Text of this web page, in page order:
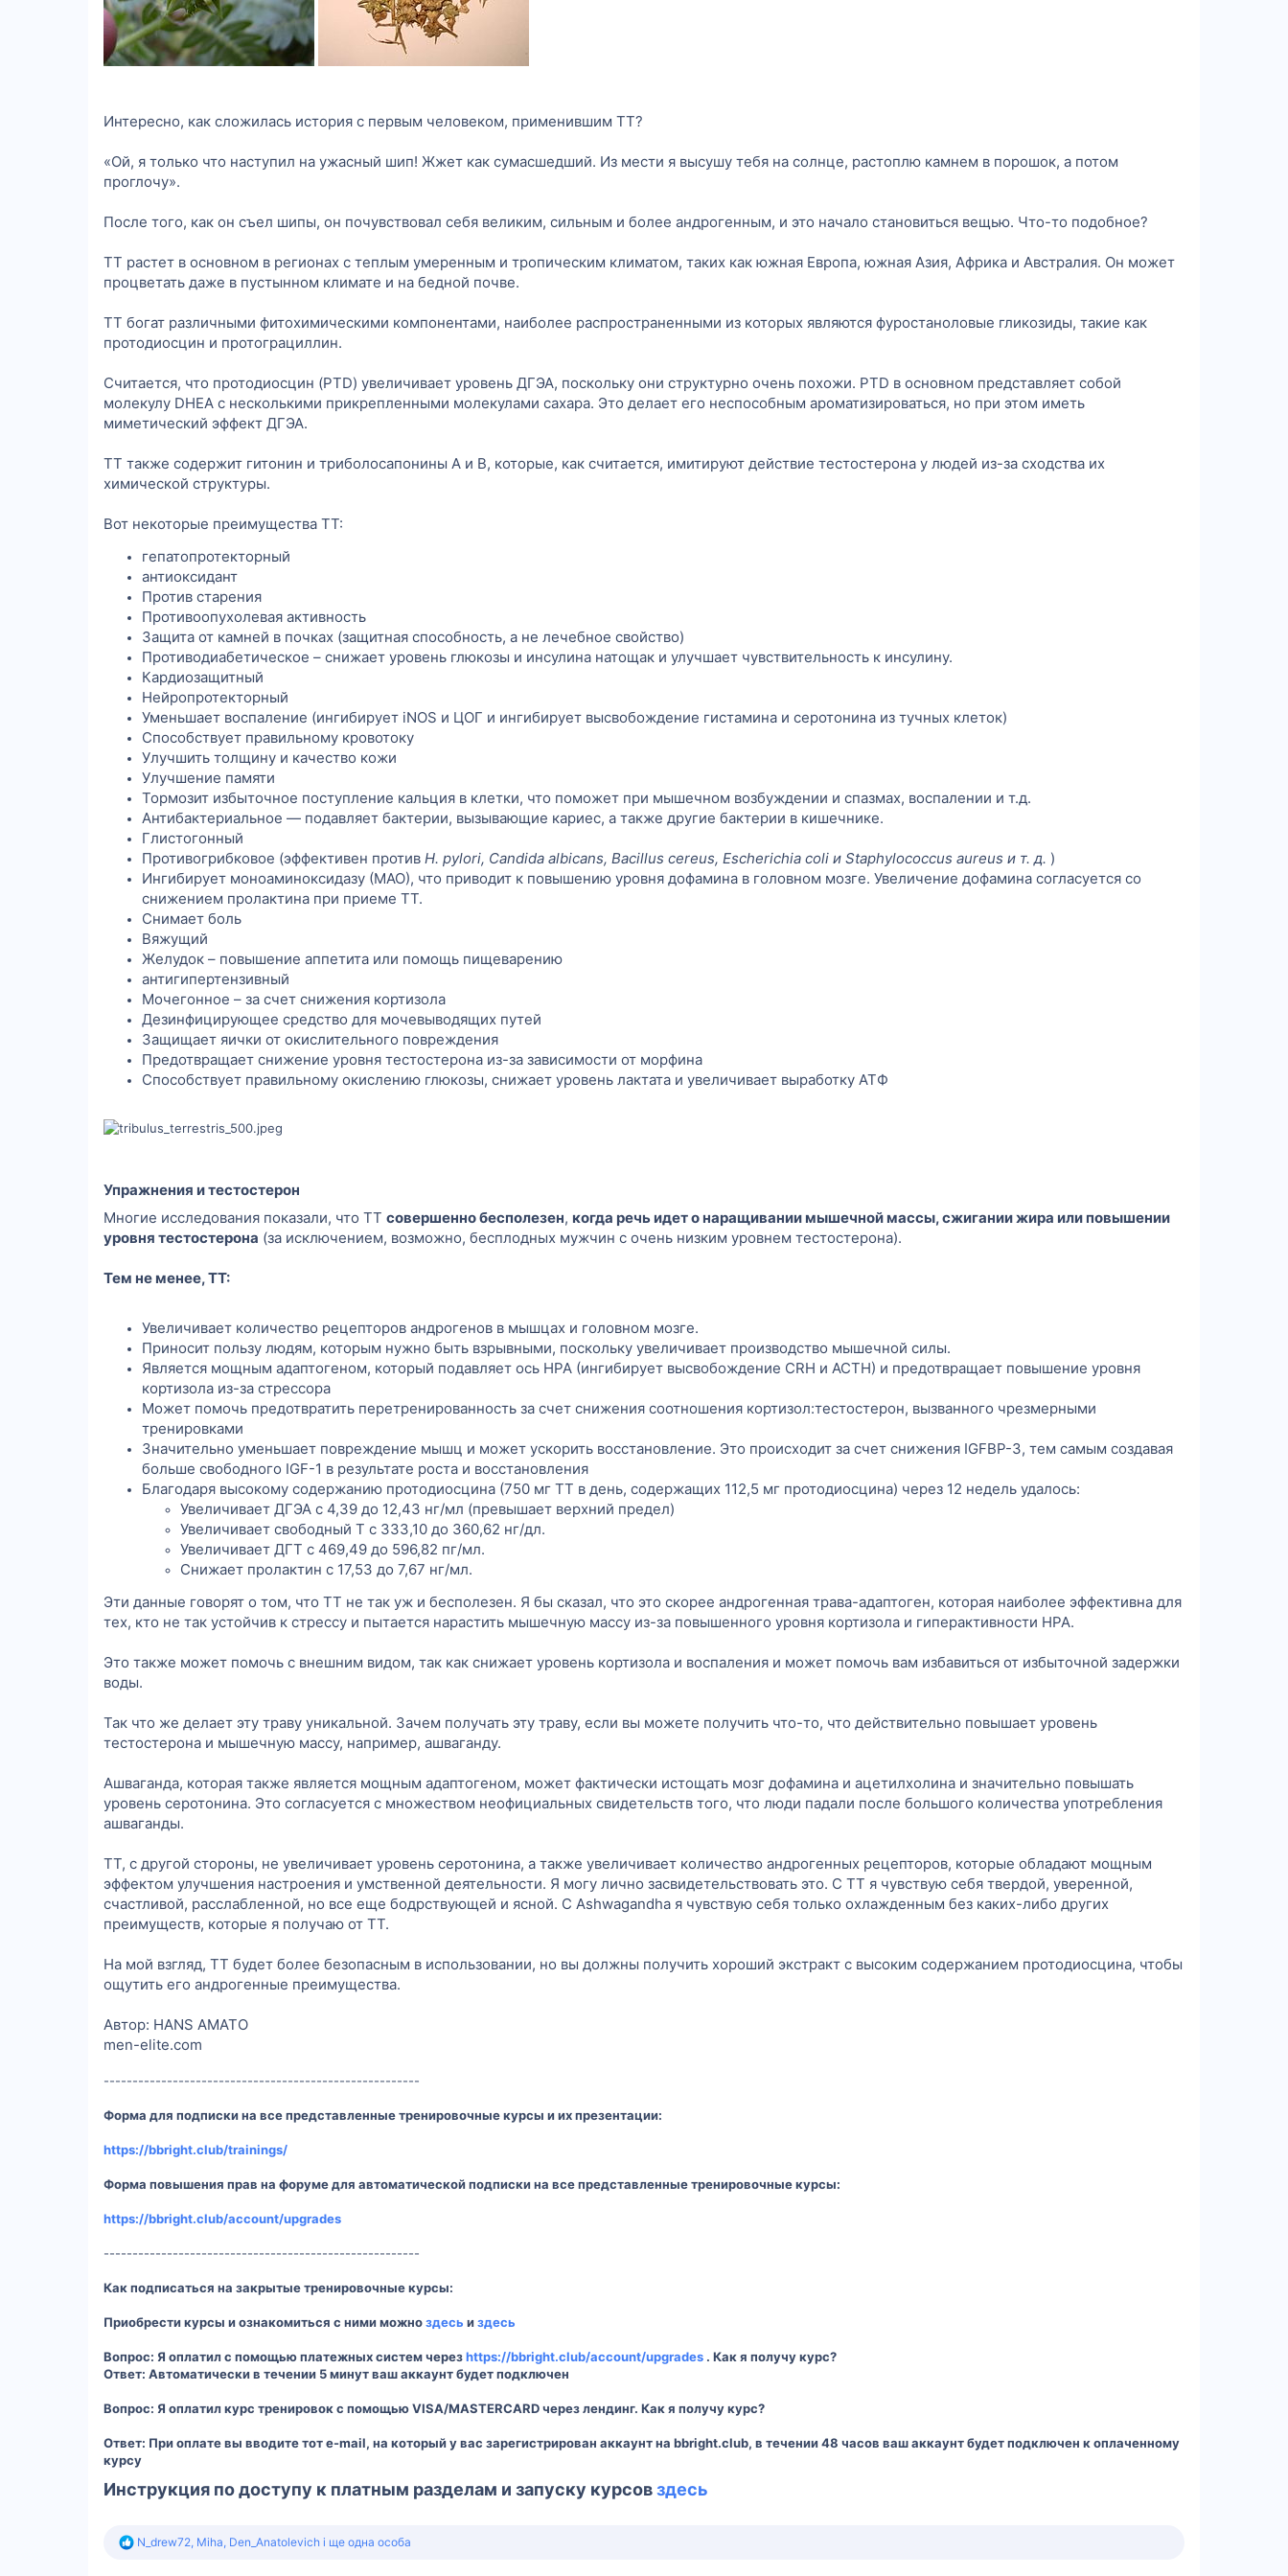
Интересно, как сложилась история с первым человеком, применившим ТТ?
«Ой, я только что наступил на ужасный шип! Жжет как сумасшедший. Из мести я высушу тебя на солнце, растоплю камнем в порошок, а потом
проглочу».
После того, как он съел шипы, он почувствовал себя великим, сильным и более андрогенным, и это начало становиться вещью. Что-то подобное?
ТТ растет в основном в регионах с теплым умеренным и тропическим климатом, таких как южная Европа, южная Азия, Африка и Австралия. Он может
процветать даже в пустынном климате и на бедной почве.
ТТ богат различными фитохимическими компонентами, наиболее распространенными из которых являются фуростаноловые гликозиды, такие как
протодиосцин и протограциллин.
Считается, что протодиосцин (PTD) увеличивает уровень ДГЭА, поскольку они структурно очень похожи. PTD в основном представляет собой
молекулу DHEA с несколькими прикрепленными молекулами сахара. Это делает его неспособным ароматизироваться, но при этом иметь
миметический эффект ДГЭА.
ТТ также содержит гитонин и триболосапонины А и В, которые, как считается, имитируют действие тестостерона у людей из-за сходства их
химической структуры.
Вот некоторые преимущества ТТ:
гепатопротекторный
антиоксидант
Против старения
Противоопухолевая активность
Защита от камней в почках (защитная способность, а не лечебное свойство)
Противодиабетическое – снижает уровень глюкозы и инсулина натощак и улучшает чувствительность к инсулину.
Кардиозащитный
Нейропротекторный
Уменьшает воспаление (ингибирует iNOS и ЦОГ и ингибирует высвобождение гистамина и серотонина из тучных клеток)
Способствует правильному кровотоку
Улучшить толщину и качество кожи
Улучшение памяти
Тормозит избыточное поступление кальция в клетки, что поможет при мышечном возбуждении и спазмах, воспалении и т.д.
Антибактериальное — подавляет бактерии, вызывающие кариес, а также другие бактерии в кишечнике.
Глистогонный
Противогрибковое (эффективен против H. pylori, Candida albicans, Bacillus cereus, Escherichia coli и Staphylococcus aureus и т. д. )
Ингибирует моноаминоксидазу (МАО), что приводит к повышению уровня дофамина в головном мозге. Увеличение дофамина согласуется со
снижением пролактина при приеме ТТ.
Снимает боль
Вяжущий
Желудок – повышение аппетита или помощь пищеварению
антигипертензивный
Мочегонное – за счет снижения кортизола
Дезинфицирующее средство для мочевыводящих путей
Защищает яички от окислительного повреждения
Предотвращает снижение уровня тестостерона из-за зависимости от морфина
Способствует правильному окислению глюкозы, снижает уровень лактата и увеличивает выработку АТФ
Упражнения и тестостерон
Многие исследования показали, что ТТ совершенно бесполезен, когда речь идет о наращивании мышечной массы, сжигании жира или повышении
уровня тестостерона (за исключением, возможно, бесплодных мужчин с очень низким уровнем тестостерона).
Тем не менее, ТТ:
Увеличивает количество рецепторов андрогенов в мышцах и головном мозге.
Приносит пользу людям, которым нужно быть взрывными, поскольку увеличивает производство мышечной силы.
Является мощным адаптогеном, который подавляет ось HPA (ингибирует высвобождение CRH и ACTH) и предотвращает повышение уровня
кортизола из-за стрессора
Может помочь предотвратить перетренированность за счет снижения соотношения кортизол:тестостерон, вызванного чрезмерными
тренировками
Значительно уменьшает повреждение мышц и может ускорить восстановление. Это происходит за счет снижения IGFBP-3, тем самым создавая
больше свободного IGF-1 в результате роста и восстановления
Благодаря высокому содержанию протодиосцина (750 мг ТТ в день, содержащих 112,5 мг протодиосцина) через 12 недель удалось:
Увеличивает ДГЭА с 4,39 до 12,43 нг/мл (превышает верхний предел)
Увеличивает свободный T с 333,10 до 360,62 нг/дл.
Увеличивает ДГТ с 469,49 до 596,82 пг/мл.
Снижает пролактин с 17,53 до 7,67 нг/мл.
Эти данные говорят о том, что ТТ не так уж и бесполезен. Я бы сказал, что это скорее андрогенная трава-адаптоген, которая наиболее эффективна для
тех, кто не так устойчив к стрессу и пытается нарастить мышечную массу из-за повышенного уровня кортизола и гиперактивности HPA.
Это также может помочь с внешним видом, так как снижает уровень кортизола и воспаления и может помочь вам избавиться от избыточной задержки
воды.
Так что же делает эту траву уникальной. Зачем получать эту траву, если вы можете получить что-то, что действительно повышает уровень
тестостерона и мышечную массу, например, ашваганду.
Ашваганда, которая также является мощным адаптогеном, может фактически истощать мозг дофамина и ацетилхолина и значительно повышать
уровень серотонина. Это согласуется с множеством неофициальных свидетельств того, что люди падали после большого количества употребления
ашваганды.
ТТ, с другой стороны, не увеличивает уровень серотонина, а также увеличивает количество андрогенных рецепторов, которые обладают мощным
эффектом улучшения настроения и умственной деятельности. Я могу лично засвидетельствовать это. С ТТ я чувствую себя твердой, уверенной,
счастливой, расслабленной, но все еще бодрствующей и ясной. С Ashwagandha я чувствую себя только охлажденным без каких-либо других
преимуществ, которые я получаю от TT.
На мой взгляд, ТТ будет более безопасным в использовании, но вы должны получить хороший экстракт с высоким содержанием протодиосцина, чтобы
ощутить его андрогенные преимущества.
Автор: HANS AMATO
men-elite.com
-------------------------------------------------------
Форма для подписки на все представленные тренировочные курсы и их презентации:
https://bbright.club/trainings/
Форма повышения прав на форуме для автоматической подписки на все представленные тренировочные курсы:
https://bbright.club/account/upgrades
-------------------------------------------------------
Как подписаться на закрытые тренировочные курсы:
Приобрести курсы и ознакомиться с ними можноздесь издесь
Вопрос: Я оплатил с помощью платежных систем черезhttps://bbright.club/account/upgrades . Как я получу курс?
Ответ: Автоматически в течении 5 минут ваш аккаунт будет подключен
Вопрос: Я оплатил курс тренировок с помощью VISA/MASTERCARD через лендинг. Как я получу курс?
Ответ: При оплате вы вводите тот e-mail, на который у вас зарегистрирован аккаунт на bbright.club, в течении 48 часов ваш аккаунт будет подключен к оплаченному
курсу
Инструкция по доступу к платным разделам и запуску курсовздесь
Р
N_drew72, Miha, Den_Anatolevich і ще одна особа